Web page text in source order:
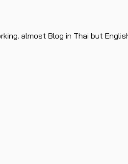
almost Blog in Thai but